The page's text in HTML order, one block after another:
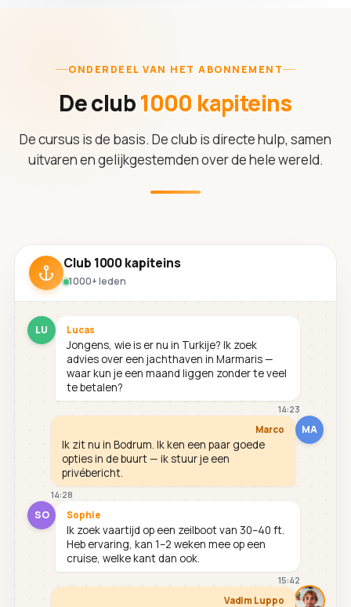
ONDERDEEL VAN HET ABONNEMENT
De club1000 kapiteins
De cursus is de basis. De club is directe hulp, samen
uitvaren en gelijkgestemden over de hele wereld.
Club 1000 kapiteins
1000+ leden
LU Lucas
Jongens, wie is er nu in Turkije? Ik zoek
advies over een jachthaven in Marmaris —
waar kun je een maand liggen zonder te veel
te betalen?
14:23
MA
Marco
Ik zit nu in Bodrum. Ik ken een paar goede
opties in de buurt — ik stuur je een
privébericht.
14:28
SO Sophie
Ik zoek vaartijd op een zeilboot van 30–40 ft.
Heb ervaring, kan 1–2 weken mee op een
cruise, welke kant dan ook.
15:42
Vadim Luppo